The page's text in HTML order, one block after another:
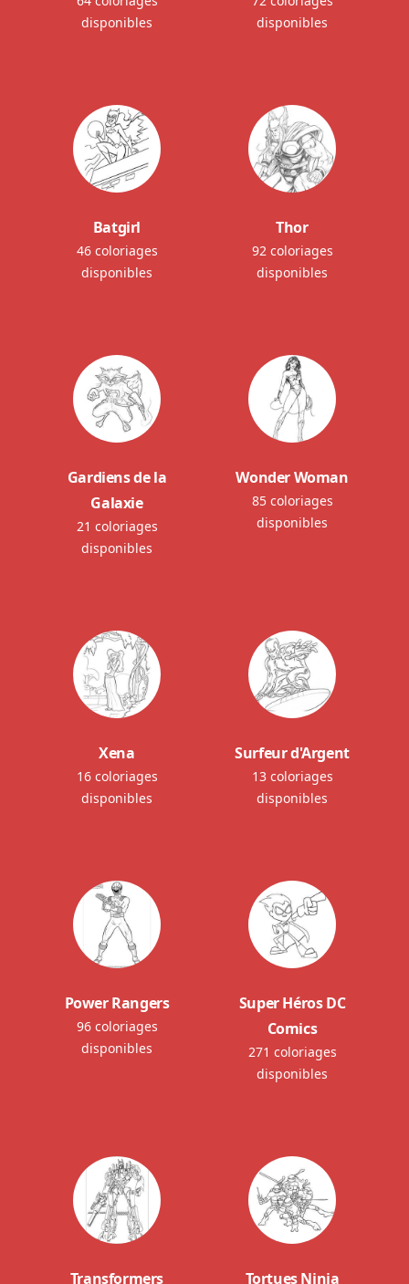
disponibles
disponibles
Batgirl
46 coloriages
disponibles
Thor
92 coloriages
disponibles
Gardiens de la
Galaxie
21 coloriages
disponibles
Wonder Woman
85 coloriages
disponibles
Xena
16 coloriages
disponibles
Surfeur d'Argent
13 coloriages
disponibles
Power Rangers
96 coloriages
disponibles
Super Héros DC
Comics
271 coloriages
disponibles
Transformers Tortues Ninja